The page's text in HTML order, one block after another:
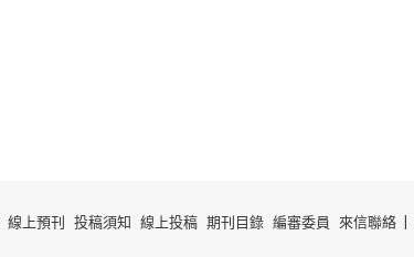
線上預刊 投稿須知 線上投稿 期刊目錄 編審委員 來信聯絡